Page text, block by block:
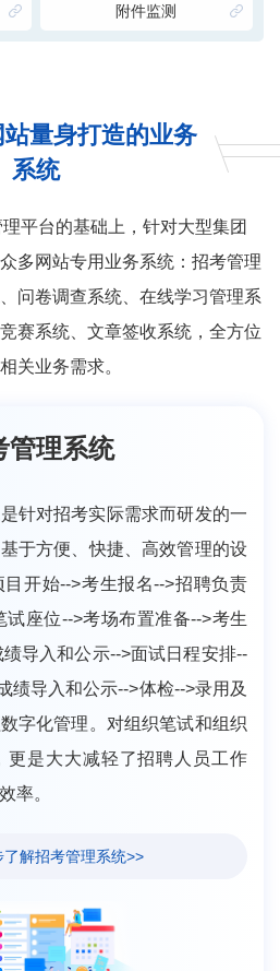
附件监测
量身打造的业务
系统
平台的基础上，针对大型集团
多网站专用业务系统：招考管理
问卷调查系统、在线学习管理系
赛系统、文章签收系统，全方位
关业务需求。
管理系统
针对招考实际需求而研发的一
于方便、快捷、高效管理的设
开始-->考生报名-->招聘负责
试座位-->考场布置准备-->考生
导入和公示-->面试日程安排--
绩导入和公示-->体检-->录用及
字化管理。对组织笔试和组织
更是大大减轻了招聘人员工作
率。
了解招考管理系统>>